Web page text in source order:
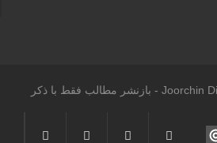
Joorchin Digital Marketing Agency - بازنشر مطالب فقط با ذکر